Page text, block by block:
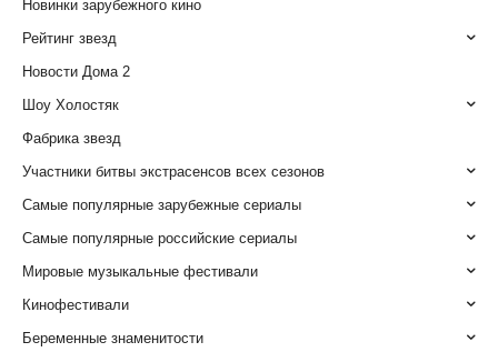
Новинки зарубежного кино
Рейтинг звезд
Новости Дома 2
Шоу Холостяк
Фабрика звезд
Участники битвы экстрасенсов всех сезонов
Самые популярные зарубежные сериалы
Самые популярные российские сериалы
Мировые музыкальные фестивали
Кинофестивали
Беременные знаменитости